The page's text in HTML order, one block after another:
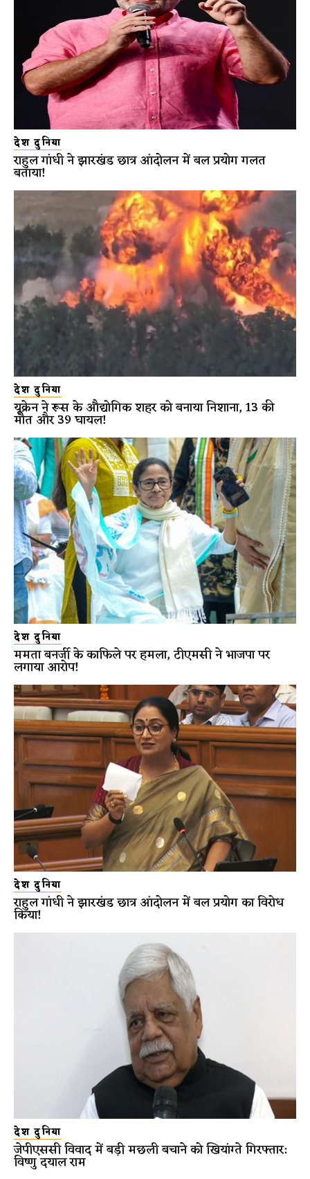
देश दुनिया
राहुल गांधी ने झारखंड छात्र आंदोलन में बल प्रयोग गलत
बताया!
देश दुनिया
यूक्रेन ने रूस के औद्योगिक शहर को बनाया निशाना, 13 की
मौत और 39 घायल!
देश दुनिया
ममता बनर्जी के काफिले पर हमला, टीएमसी ने भाजपा पर
लगाया आरोप!
देश दुनिया
राहुल गांधी ने झारखंड छात्र आंदोलन में बल प्रयोग का विरोध
किया!
देश दुनिया
जेपीएससी विवाद में बड़ी मछली बचाने को खियांग्ते गिरफ्तार:
विष्णु दयाल राम